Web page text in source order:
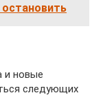
и новые
следующих